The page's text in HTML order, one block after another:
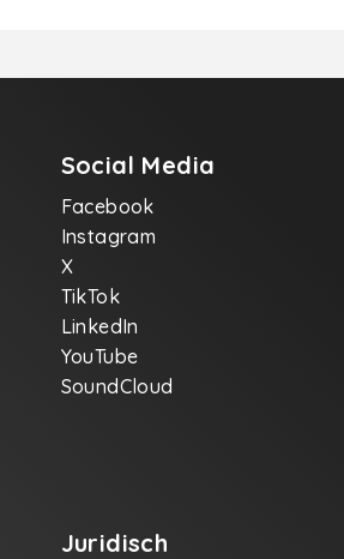
Social Media
Facebook
Instagram
X
TikTok
LinkedIn
YouTube
SoundCloud
Juridisch